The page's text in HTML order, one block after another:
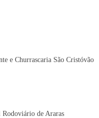
e Churrascaria São Cristóvão
Rodoviário de Araras